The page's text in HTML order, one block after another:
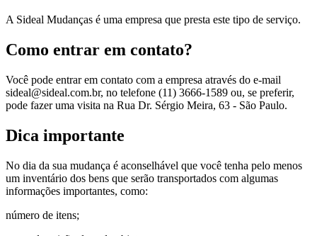
A Sideal Mudanças é uma empresa que presta este tipo de serviço.
Como entrar em contato?
Você pode entrar em contato com a empresa através do e-mail
sideal@sideal.com.br, no telefone (11) 3666-1589 ou, se preferir,
pode fazer uma visita na Rua Dr. Sérgio Meira, 63 - São Paulo.
Dica importante
No dia da sua mudança é aconselhável que você tenha pelo menos
um inventário dos bens que serão transportados com algumas
informações importantes, como:
número de itens;